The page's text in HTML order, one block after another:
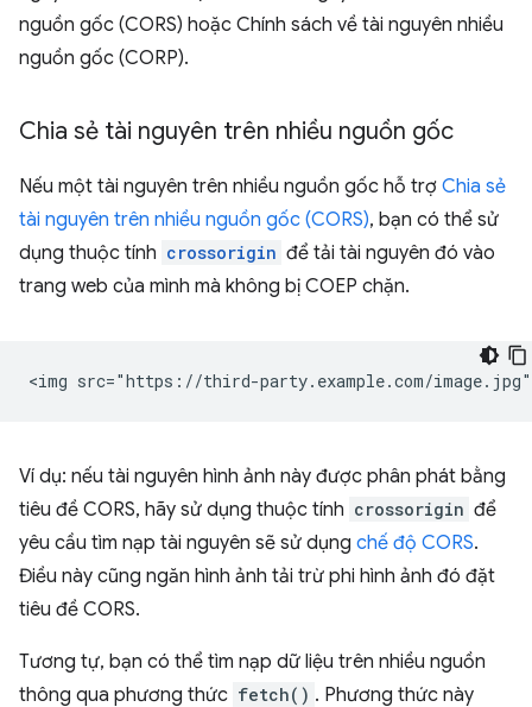
nguồn gốc (CORS) hoặc Chính sách về tài nguyên nhiều
nguồn gốc (CORP).
Chia sẻ tài nguyên trên nhiều nguồn gốc
Nếu một tài nguyên trên nhiều nguồn gốc hỗ trợ Chia sẻ
tài nguyên trên nhiều nguồn gốc (CORS), bạn có thể sử
dụng thuộc tính crossorigin để tải tài nguyên đó vào
trang web của mình mà không bị COEP chặn.
Ví dụ: nếu tài nguyên hình ảnh này được phân phát bằng
tiêu đề CORS, hãy sử dụng thuộc tính crossorigin để
yêu cầu tìm nạp tài nguyên sẽ sử dụng chế độ CORS.
Điều này cũng ngăn hình ảnh tải trừ phi hình ảnh đó đặt
tiêu đề CORS.
Tương tự, bạn có thể tìm nạp dữ liệu trên nhiều nguồn
thông qua phương thức fetch() . Phương thức này